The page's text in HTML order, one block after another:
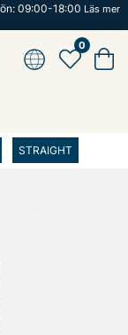
09:00-18:00 Läs mer
0
STRAIGHT